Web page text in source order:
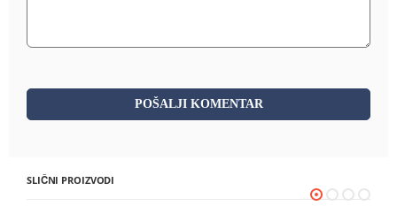
POŠALJI KOMENTAR
SLIČNI PROIZVODI